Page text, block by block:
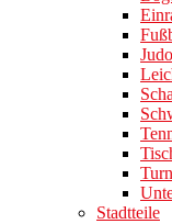
Judo
Stadtteile